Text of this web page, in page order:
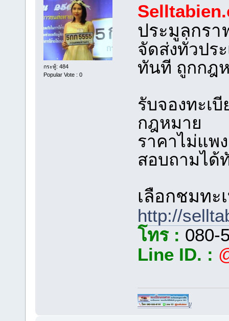
กระทู้: 484
Popular Vote : 0
ประมูลกร
จัดส่งทั่วปร
ทันที ถูกกฎ
รับจองทะเ
กฎหมาย
ราคาไม่แพ
สอบถามได้
เลือกชมทะ
http://
โทร : 080-
Line ID. :
[/